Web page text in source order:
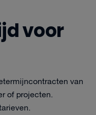
voor
van
of projecten.